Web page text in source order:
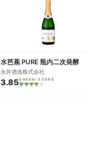
水芭蕉 PURE 瓶内二次発酵
永井酒造株式会社
3.85SAKEAI SCORE